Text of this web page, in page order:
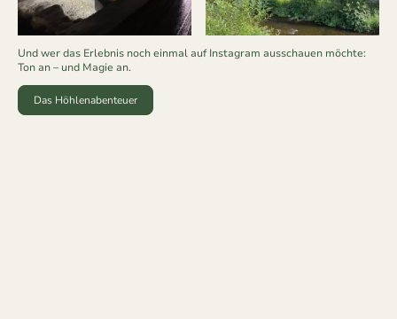
Und wer das Erlebnis noch einmal auf Instagram ausschauen möchte:
Ton an – und Magie an.
Das Höhlenabenteuer